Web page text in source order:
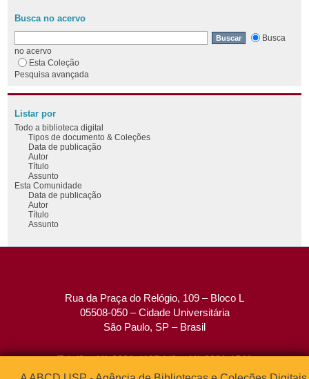
Busca no acervo
Busca
no acervo
Esta Coleção
Pesquisa avançada
Listar por
Todo a biblioteca digital
Tipos de documento & Coleções
Data de publicação
Autor
Título
Assunto
Esta Comunidade
Data de publicação
Autor
Título
Assunto
Rua da Praça do Relógio, 109 – Bloco L
05508-050 – Cidade Universitária
São Paulo, SP – Brasil
Tel: (0xx11) 3091-4195 / (0xx11) 3091-1541
Fax: (0xx11) 3091-1567